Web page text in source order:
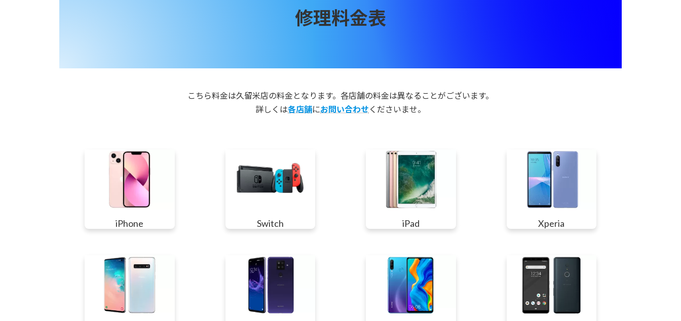
修理料金表
こちら料金は久留米店の料金となります。各店舗の料金は異なることがございます。
詳しくは各店舗にお問い合わせ くださいませ。
iPhone Switch iPad Xperia